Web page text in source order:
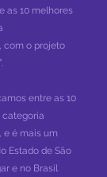
as 10 melhores
com o projeto
entre as 10
categoria
e é mais um
Estado de São
e no Brasil